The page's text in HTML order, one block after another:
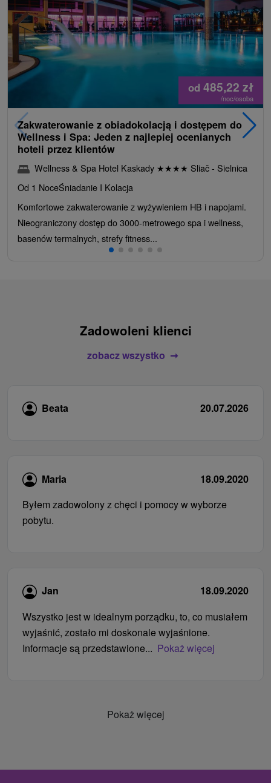
od 485,22 zł
/noc/osoba
Zakwaterowanie z obiadokolacją i dostępem do
Wellness i Spa: Jeden z najlepiej ocenianych
hoteli przez klientów
Wellness & Spa Hotel Kaskady ★★★★ Sliač - Sielnica
Od 1 NoceŚniadanie I Kolacja
Komfortowe zakwaterowanie z wyżywieniem HB i napojami.
Nieograniczony dostęp do 3000-metrowego spa i wellness,
basenów termalnych, strefy fitness...
Zadowoleni klienci
zobacz wszystko
Beata 20.07.2026
Maria
18.09.2020
Byłem zadowolony z chęci i pomocy w wyborze
pobytu.
Jan
18.09.2020
Wszystko jest w idealnym porządku, to, co musiałem
wyjaśnić, zostało mi doskonale wyjaśnione.
Informacje są przedstawione... Pokaż więcej
Pokaż więcej